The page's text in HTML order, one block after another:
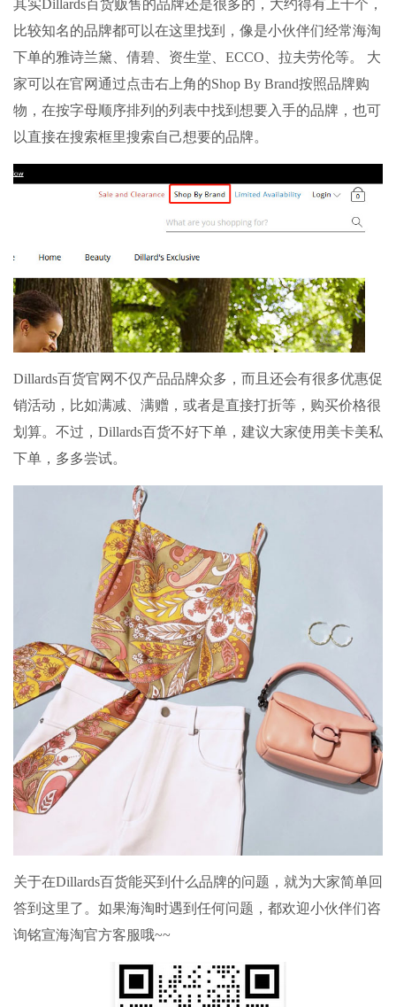
其实Dillards百货贩售的品牌还是很多的，大约得有上千个，
比较知名的品牌都可以在这里找到，像是小伙伴们经常海淘
下单的雅诗兰黛、倩碧、资生堂、ECCO、拉夫劳伦等。 大
家可以在官网通过点击右上角的Shop By Brand按照品牌购
物，在按字母顺序排列的列表中找到想要入手的品牌，也可
以直接在搜索框里搜索自己想要的品牌。
Dillards百货官网不仅产品品牌众多，而且还会有很多优惠促
销活动，比如满减、满赠，或者是直接打折等，购买价格很
划算。不过，Dillards百货不好下单，建议大家使用美卡美私
下单，多多尝试。
关于在Dillards百货能买到什么品牌的问题，就为大家简单回
答到这里了。如果海淘时遇到任何问题，都欢迎小伙伴们咨
询铭宣海淘官方客服哦~~